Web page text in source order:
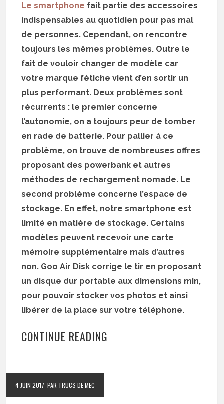
Le smartphone fait partie des accessoires
indispensables au quotidien pour pas mal
de personnes. Cependant, on rencontre
toujours les mêmes problèmes. Outre le
fait de vouloir changer de modèle car
votre marque fétiche vient d’en sortir un
plus performant. Deux problèmes sont
récurrents : le premier concerne
l’autonomie, on a toujours peur de tomber
en rade de batterie. Pour pallier à ce
problème, on trouve de nombreuses offres
proposant des powerbank et autres
méthodes de rechargement nomade. Le
second problème concerne l’espace de
stockage. En effet, notre smartphone est
limité en matière de stockage. Certains
modèles peuvent recevoir une carte
mémoire supplémentaire mais d’autres
non. Goo Air Disk corrige le tir en proposant
un disque dur portable aux dimensions min,
pour pouvoir stocker vos photos et ainsi
libérer de la place sur votre téléphone.
CONTINUE READING
4 JUIN 2017 PAR TRUCS DE MEC